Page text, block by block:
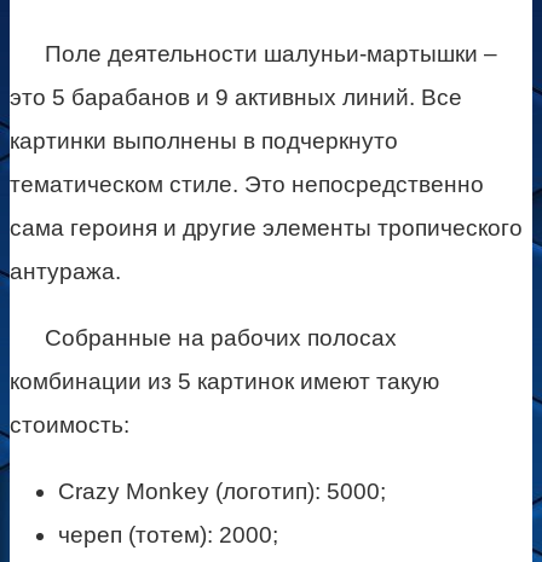
Поле деятельности шалуньи-мартышки –
это 5 барабанов и 9 активных линий. Все
картинки выполнены в подчеркнуто
тематическом стиле. Это непосредственно
сама героиня и другие элементы тропического
антуража.
Собранные на рабочих полосах
комбинации из 5 картинок имеют такую
стоимость:
Crazy Monkey (логотип): 5000;
череп (тотем): 2000;